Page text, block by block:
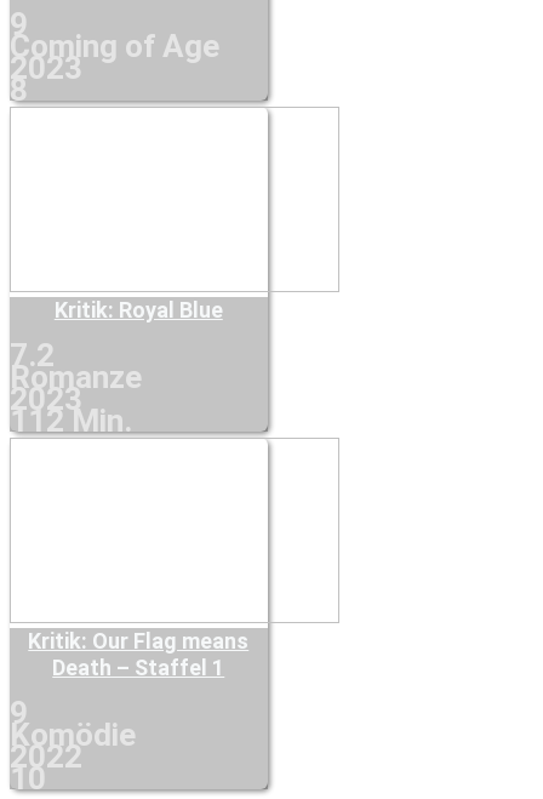
9
Coming of Age
2023
8
Kritik: Royal Blue
7.2
Romanze
2023
112 Min.
Kritik: Our Flag means
Death – Staffel 1
9
Komödie
2022
10